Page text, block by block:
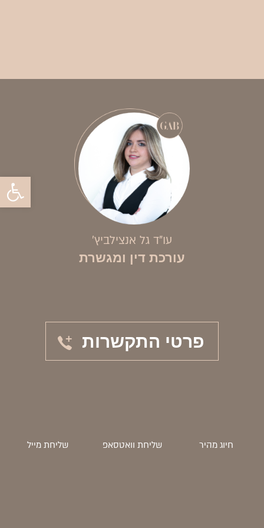
עו”ד גל אנצילביץ׳
עורכת דין ומגשרת
פרטי התקשרות
חיוג מהיר שליחת וואטסאפ שליחת מייל